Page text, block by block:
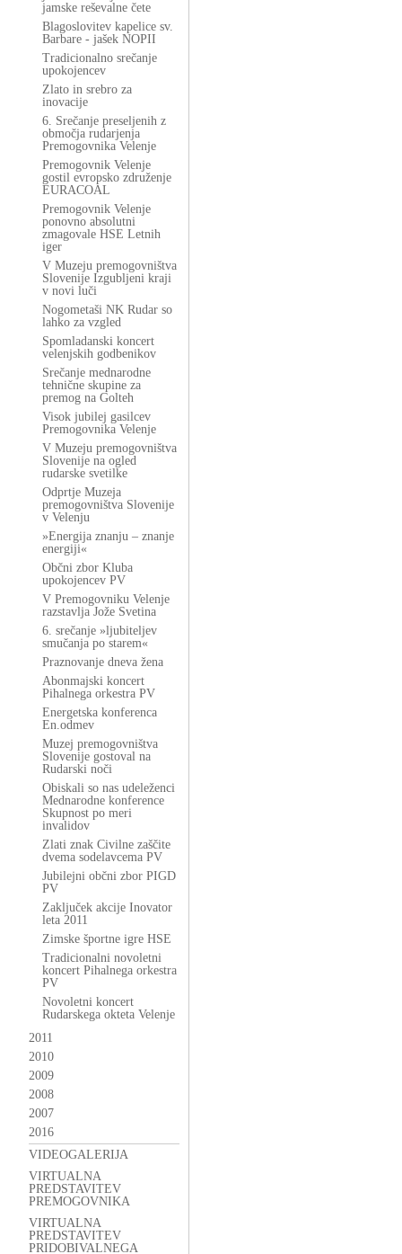
jamske reševalne čete
Blagoslovitev kapelice sv.
Barbare - jašek NOPII
Tradicionalno srečanje
upokojencev
Zlato in srebro za
inovacije
6. Srečanje preseljenih z
območja rudarjenja
Premogovnika Velenje
Premogovnik Velenje
gostil evropsko združenje
EURACOAL
Premogovnik Velenje
ponovno absolutni
zmagovale HSE Letnih
iger
V Muzeju premogovništva
Slovenije Izgubljeni kraji
v novi luči
Nogometaši NK Rudar so
lahko za vzgled
Spomladanski koncert
velenjskih godbenikov
Srečanje mednarodne
tehnične skupine za
premog na Golteh
Visok jubilej gasilcev
Premogovnika Velenje
V Muzeju premogovništva
Slovenije na ogled
rudarske svetilke
Odprtje Muzeja
premogovništva Slovenije
v Velenju
»Energija znanju – znanje
energiji«
Občni zbor Kluba
upokojencev PV
V Premogovniku Velenje
razstavlja Jože Svetina
6. srečanje »ljubiteljev
smučanja po starem«
Praznovanje dneva žena
Abonmajski koncert
Pihalnega orkestra PV
Energetska konferenca
En.odmev
Muzej premogovništva
Slovenije gostoval na
Rudarski noči
Obiskali so nas udeleženci
Mednarodne konference
Skupnost po meri
invalidov
Zlati znak Civilne zaščite
dvema sodelavcema PV
Jubilejni občni zbor PIGD
PV
Zaključek akcije Inovator
leta 2011
Zimske športne igre HSE
Tradicionalni novoletni
koncert Pihalnega orkestra
PV
Novoletni koncert
Rudarskega okteta Velenje
2011
2010
2009
2008
2007
2016
VIDEOGALERIJA
VIRTUALNA
PREDSTAVITEV
PREMOGOVNIKA
VIRTUALNA
PREDSTAVITEV
PRIDOBIVALNEGA